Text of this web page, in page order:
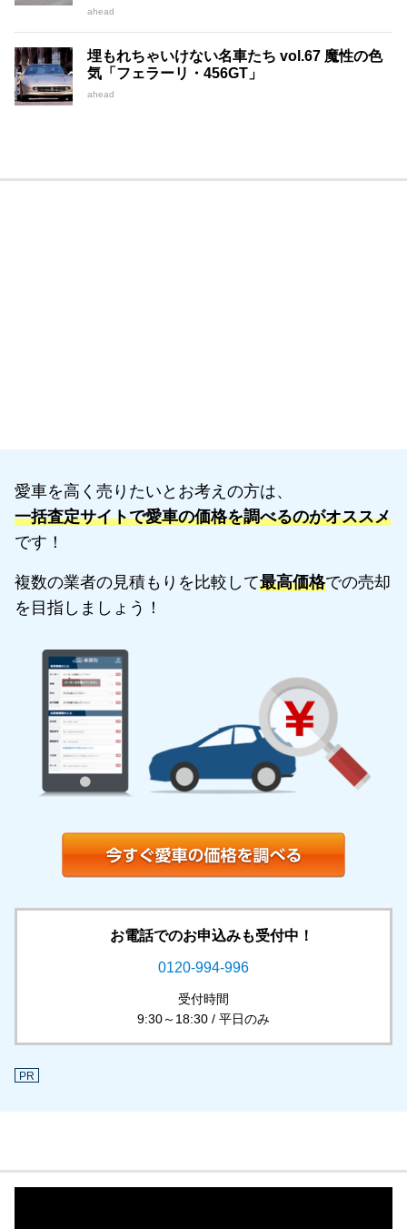
ahead
埋もれちゃいけない名車たち vol.67 魔性の色
気「フェラーリ・456GT」
ahead
愛車を高く売りたいとお考えの方は、
一括査定サイトで愛車の価格を調べるのがオススメ
です！
複数の業者の見積もりを比較して最高価格での売却
を目指しましょう！
お電話でのお申込みも受付中！
0120-994-996
受付時間
9:30～18:30 / 平日のみ
PR